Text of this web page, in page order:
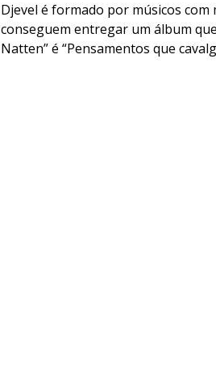
Djevel é formado por músicos
conseguem entregar um álbum
Natten” é “Pensamentos que